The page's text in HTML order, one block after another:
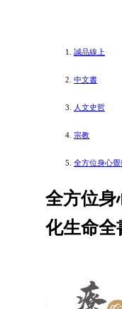
誠品線上
中文書
人文史哲
宗教
全方位身心
全方位身
化生命全